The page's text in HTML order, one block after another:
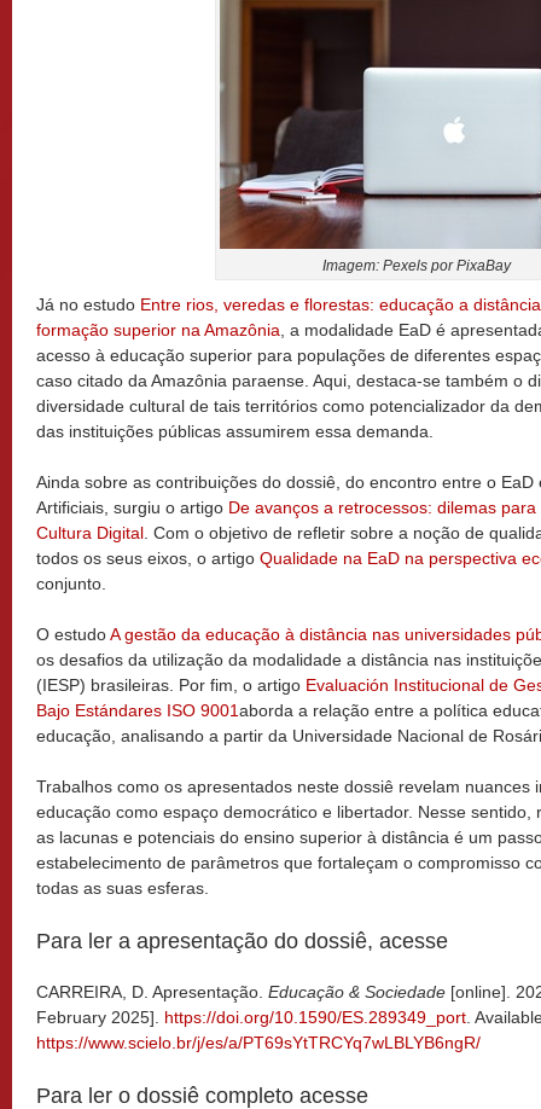
Imagem: Pexels por PixaBay
Já no estudo Entre rios, veredas e florestas: educação a
formação superior na Amazônia , a modalidade EaD é
acesso à educação superior para populações de diferentes
caso citado da Amazônia paraense. Aqui, destaca-se também o
diversidade cultural de tais territórios como potencializador da
das instituições públicas assumirem essa demanda.
Ainda sobre as contribuições do dossiê, do encontro entre o
Artificiais, surgiu o artigo De avanços a retrocessos: dilemas
Cultura Digital . Com o objetivo de refletir sobre a noção de
todos os seus eixos, o artigo Qualidade na EaD na perspectiva
conjunto.
O estudoA gestão da educação à distância nas universidades
os desafios da utilização da modalidade a distância nas
(IESP) brasileiras. Por fim, o artigo Evaluación Institucional de
Bajo Estándares ISO 9001aborda a relação entre a política
educação, analisando a partir da Universidade Nacional de
Trabalhos como os apresentados neste dossiê revelam nuances
educação como espaço democrático e libertador. Nesse
as lacunas e potenciais do ensino superior à distância é um
estabelecimento de parâmetros que fortaleçam o compromisso
todas as suas esferas.
Para ler a apresentação do dossiê, acesse
CARREIRA, D. Apresentação. Educação & Sociedade [online].
February 2025]. https://doi.org/10.1590/ES.289349_port .
https://www.scielo.br/j/es/a/PT69sYtTRCYq7wLBLYB6ngR/
Para ler o dossiê completo acesse